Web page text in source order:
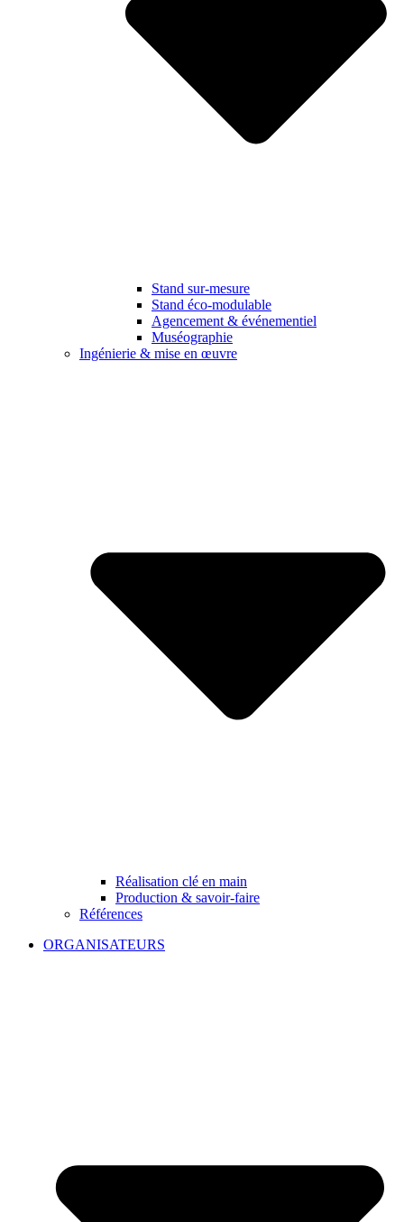
Stand sur-mesure
Stand éco-modulable
Agencement & événementiel
Muséographie
Ingénierie & mise en œuvre
Réalisation clé en main
Production & savoir-faire
Références
ORGANISATEURS